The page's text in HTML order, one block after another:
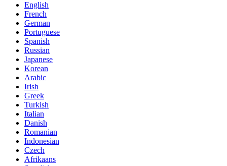
English
French
German
Portuguese
Spanish
Russian
Japanese
Korean
Arabic
Irish
Greek
Turkish
Italian
Danish
Romanian
Indonesian
Czech
Afrikaans